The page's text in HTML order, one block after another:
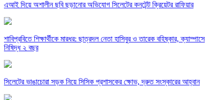
এআই দিয়ে অশালীন ছবি ছড়ানোর অভিযোগ সিলেটের কনটেন্ট ক্রিয়েটর রাফিয়ার
শাবিপ্রবিতে শিক্ষার্থীকে মারধর: ছাত্রদল নেতা হাসিবুর ও তারেক বহিষ্কার, ক্যাম্পাসে
নিষিদ্ধ ২ বছর
সিলেটের ভাঙাচোরা সড়ক নিয়ে সিসিক প্রশাসকের ক্ষোভ, দ্রুত সংস্কারের আহ্বান